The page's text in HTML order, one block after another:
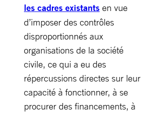
les cadres existants en vue
d’imposer des contrôles
disproportionnés aux
organisations de la société
civile, ce qui a eu des
répercussions directes sur leur
capacité à fonctionner, à se
procurer des financements, à